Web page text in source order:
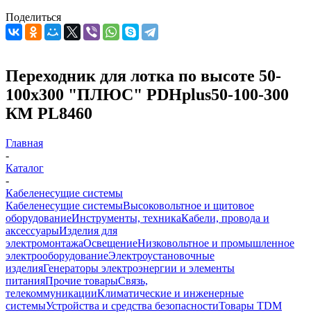
Поделиться
Переходник для лотка по высоте 50-
100х300 "ПЛЮС" PDHplus50-100-300
КМ PL8460
Главная
-
Каталог
-
Кабеленесущие системы
Кабеленесущие системыВысоковольтное и щитовое
оборудованиеИнструменты, техникаКабели, провода и
аксессуарыИзделия для
электромонтажаОсвещениеНизковольтное и промышленное
электрооборудованиеЭлектроустановочные
изделияГенераторы электроэнергии и элементы
питанияПрочие товарыСвязь,
телекоммуникацииКлиматические и инженерные
системыУстройства и средства безопасностиТовары TDM